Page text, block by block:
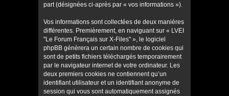
part (désignées ci-après par « vos informations »).
Vos informations sont collectées de deux manières
différentes. Premièrement, en naviguant sur « LVEI
"Le Forum Français sur X-Files" », le logiciel
phpBB génèrera un certain nombre de cookies qui
sont de petits fichiers téléchargés temporairement
par le navigateur internet de votre ordinateur. Les
deux premiers cookies ne contiennent qu’un
identifiant utilisateur et un identifiant anonyme de
session qui vous sont automatiquement assignés